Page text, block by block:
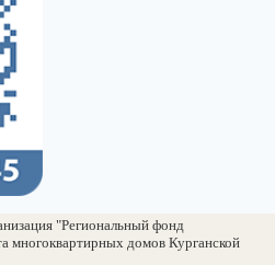
"Региональный фонд
многоквартирных домов Курганской